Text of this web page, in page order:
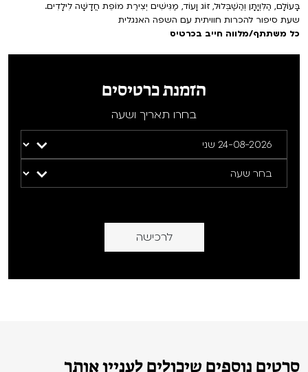
בָּעוֹלָם, הַלִּוְיָתָן וְהַשַּׁבְּלוּל, זוֹג וָעוֹד, מַגִּישִׁים יְצִירַת מוֹפֵת חֲדָשָׁה לִילָדִים.
שעת סיפור להכרות חוויתית עם השפה האנגלית
כל משתתף/מלווה חייב בכרטיס
הזמנת כרטיסים
בחרו תאריך ושעה
לרכישה
סרטים נוספים שיכולים לעניין אותך